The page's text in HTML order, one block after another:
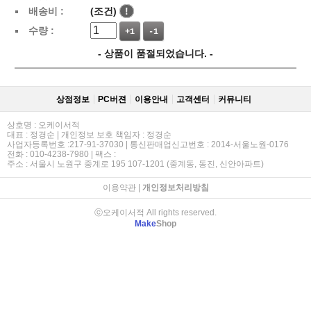
배송비 :
(조건)
!
수량 :
+1 -1
- 상품이 품절되었습니다. -
상점정보 PC버젼 이용안내 고객센터 커뮤니티
상호명 : 오케이서적
대표 : 정경순 | 개인정보 보호 책임자 : 정경순
사업자등록번호 :217-91-37030 | 통신판매업신고번호 : 2014-서울노원-0176
전화 : 010-4238-7980 | 팩스 :
주소 : 서울시 노원구 중계로 195 107-1201 (중계동, 동진, 신안아파트)
이용약관| 개인정보처리방침
ⓒ오케이서적 All rights reserved.
MakeShop